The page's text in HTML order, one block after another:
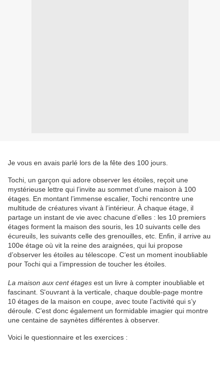
Je vous en avais parlé lors de la fête des 100 jours.
Tochi, un garçon qui adore observer les étoiles, reçoit une
mystérieuse lettre qui l’invite au sommet d’une maison à 100
étages. En montant l’immense escalier, Tochi rencontre une
multitude de créatures vivant à l’intérieur. À chaque étage, il
partage un instant de vie avec chacune d’elles : les 10 premiers
étages forment la maison des souris, les 10 suivants celle des
écureuils, les suivants celle des grenouilles, etc. Enfin, il arrive au
100e étage où vit la reine des araignées, qui lui propose
d’observer les étoiles au télescope. C’est un moment inoubliable
pour Tochi qui a l’impression de toucher les étoiles.
La maison aux cent étages est un livre à compter inoubliable et
fascinant. S'ouvrant à la verticale, chaque double-page montre
10 étages de la maison en coupe, avec toute l’activité qui s’y
déroule. C’est donc également un formidable imagier qui montre
une centaine de saynètes différentes à observer.
Voici le questionnaire et les exercices :